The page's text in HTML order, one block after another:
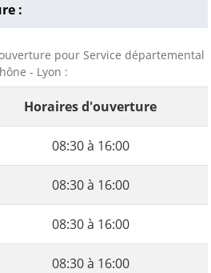
:
pour Service départemental
- Lyon :
Horaires d'ouverture
08:30 à 16:00
08:30 à 16:00
08:30 à 16:00
08:30 à 16:00